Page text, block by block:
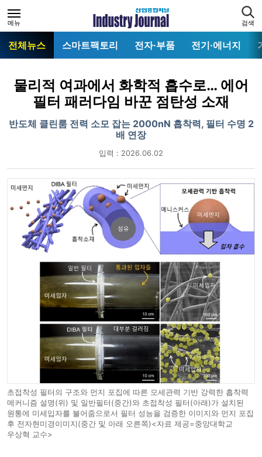
메뉴 검색
전체뉴스 스마트팩토리 전자·부품 전기·에너지
물리적 여과에서 화학적 흡수로… 에어
필터 패러다임 바꾼 점탄성 소재
반도체 클린룸 전력 소모 잡는 2000nN 흡착력, 필터 수명 2
배 연장
입력 : 2026.06.02
초접착성 필터의 구조와 먼지 포집에 따른 모세관력 기반 강력한 흡착력
메커니즘 설명(위) 및 일반필터(중간)와 초접착성 필터(아래)가 설치된
원통에 미세입자를 불어줌으로서 필터 성능을 검증한 이미지와 먼지 포집
후 전자현미경이미지(중간 및 아래 오른쪽)<자료 제공=중앙대학교
우상혁 교수>